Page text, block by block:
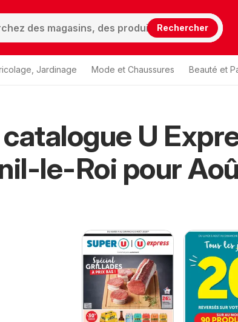
Rechercher
Jardinage Mode et Chaussures Beauté et
U
le-Roi pour